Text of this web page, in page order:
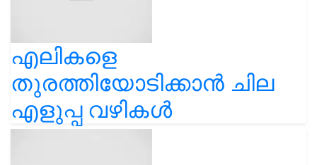
എലികളെ
തുരത്തിയോടിക്കാൻ ചില
എളുപ്പ വഴികൾ